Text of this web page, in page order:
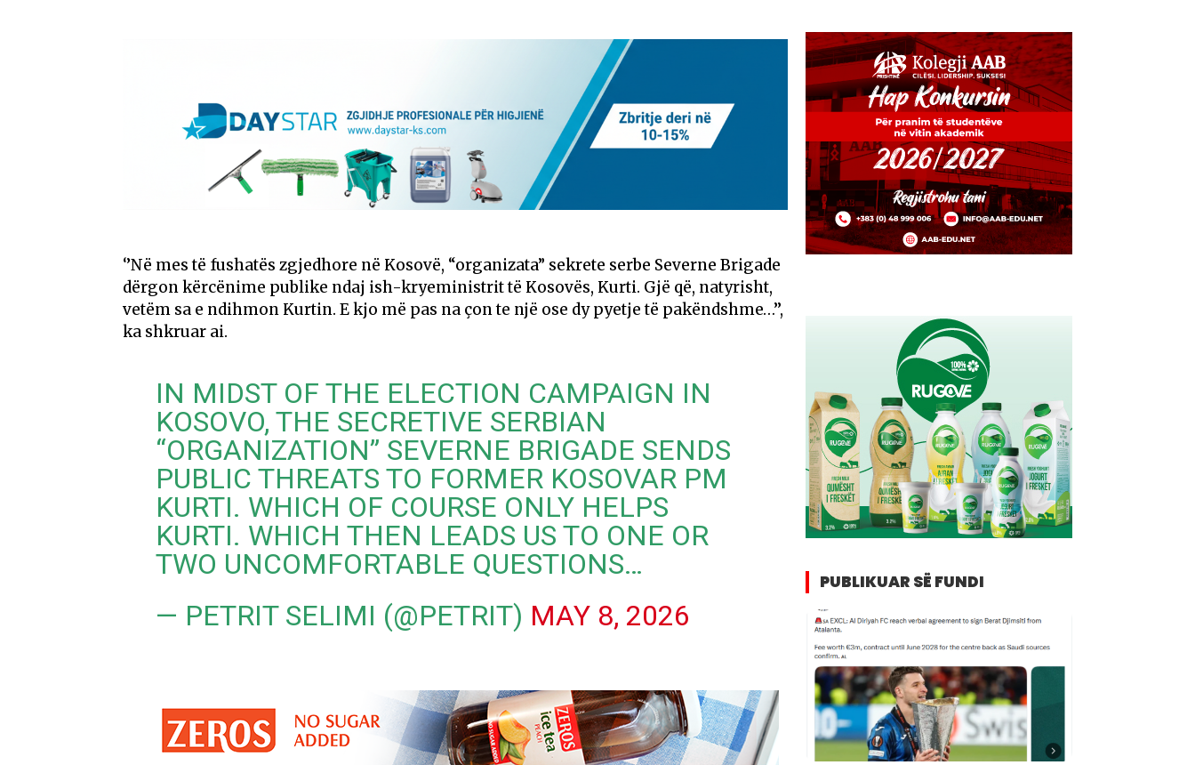
‘’Në mes të fushatës zgjedhore në Kosovë, “organizata” sekrete serbe Severne Brigade
dërgon kërcënime publike ndaj ish-kryeministrit të Kosovës, Kurti. Gjë që, natyrisht,
vetëm sa e ndihmon Kurtin. E kjo më pas na çon te një ose dy pyetje të pakëndshme…’’,
ka shkruar ai.
IN MIDST OF THE ELECTION CAMPAIGN IN
KOSOVO, THE SECRETIVE SERBIAN
“ORGANIZATION” SEVERNE BRIGADE SENDS
PUBLIC THREATS TO FORMER KOSOVAR PM
KURTI. WHICH OF COURSE ONLY HELPS
KURTI. WHICH THEN LEADS US TO ONE OR
TWO UNCOMFORTABLE QUESTIONS…
— PETRIT SELIMI (@PETRIT) MAY 8, 2026
PUBLIKUAR SË FUNDI